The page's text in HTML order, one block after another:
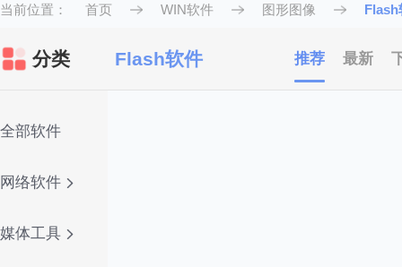
当前位置： 首页 WIN软件 图形图像 Flash
分类 Flash软件 推荐 最新
全部软件
网络软件
媒体工具